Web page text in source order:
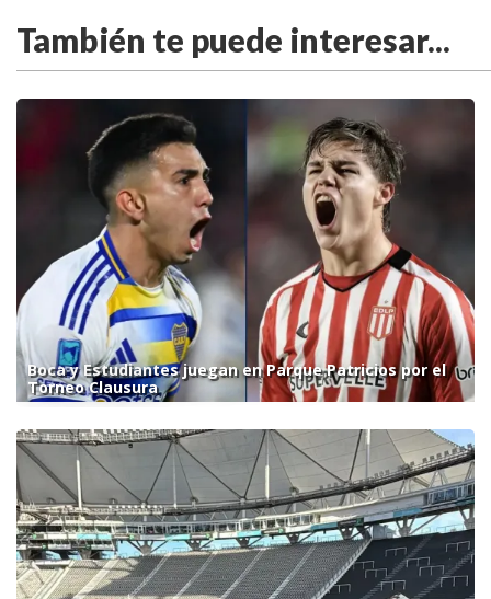
También te puede interesar...
Boca y Estudiantes juegan en Parque Patricios por el
Torneo Clausura